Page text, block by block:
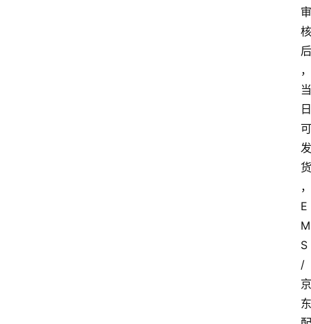
审
核
后
，
当
日
可
发
货
，
E
M
S
/
京
东